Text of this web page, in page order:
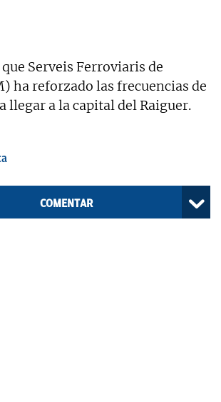
Serveis Ferroviaris de
ha reforzado las frecuencias de
llegar a la capital del Raiguer.
COMENTAR